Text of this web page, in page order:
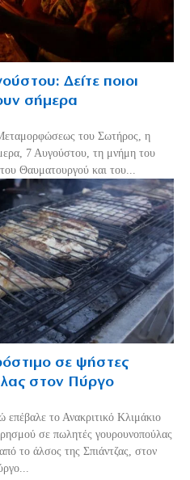
Δείτε ποιοι
σήμερα
του Σωτήρος, η
7 Αυγούστου, τη μνήμη του
Θαυματουργού και του...
σε ψήστες
στον Πύργο
το Ανακριτικό Κλιμάκιο
σε πωλητές γουρουνοπούλας
το άλσος της Σπιάντζας, στον